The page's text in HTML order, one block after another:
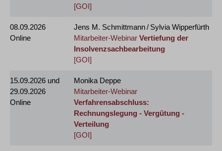
[GOI]
08.09.2026
Online
Jens M. Schmittmann / Sylvia Wipperfürth
Mitarbeiter-Webinar Vertiefung der
Insolvenzsachbearbeitung
[GOI]
15.09.2026 und
29.09.2026
Online
Monika Deppe
Mitarbeiter-Webinar
Verfahrensabschluss:
Rechnungslegung - Vergütung -
Verteilung
[GOI]